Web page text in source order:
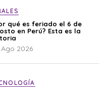
qué es feriado el 6 de
en Perú? Esta es la
2026